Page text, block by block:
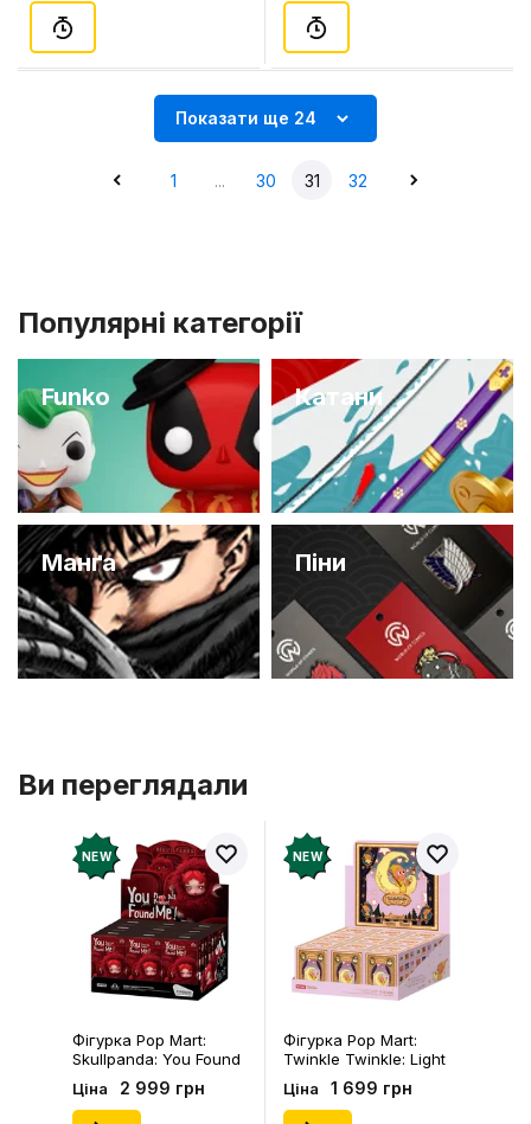
Показати ще 24
1 ... 30 31 32
Популярні категорії
Funko Катани
Манґа Піни
Ви переглядали
NEW
Фігурка Pop Mart:
Skullpanda: You Found
Me!: Plush Doll Pendant
Series (Blind Box: 1 з
10) (Secret Edition),
Ціна 2 999 грн
NEW
Фігурка Pop Mart:
Twinkle Twinkle: Light
Up: Scene Sets Series
(Blind Box: 1 з 10)
(Secret Edition),
Ціна 1 699 грн